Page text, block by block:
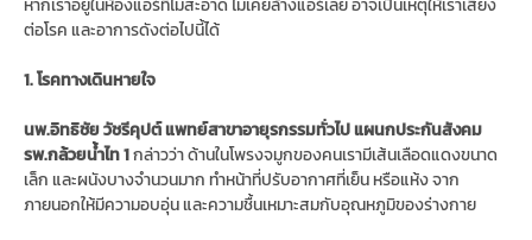
ต่อโรค และอาการดังต่อไปนี้ได้
1. โรคทางเดินหายใจ
นพ.อิทธิชัย วัชรีคุปต์ แพทย์สาขาอายุรกรรมทั่วไป แผนกประกันสังคม
รพ.กล้วยน้ำไท 1กล่าวว่า ด้านในโพรงจมูกของคนเรามีเส้นเลือดแดงขนาด
เล็ก และผนังบางจำนวนมาก ทำหน้าที่ปรับอากาศที่เย็น หรือแห้ง จาก
ภายนอกให้มีความอบอุ่น และความชื้นเหมาะสมกับอุณหภูมิของร่างกาย